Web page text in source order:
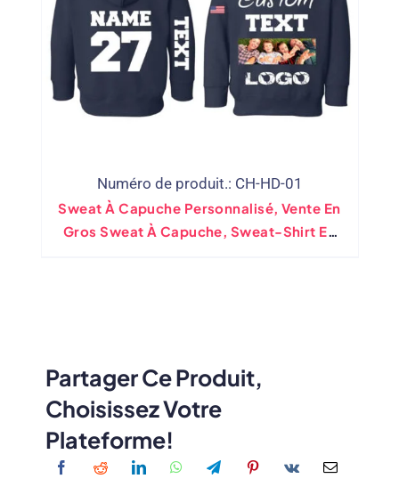
Numéro de produit.: CH-HD-01
Sweat À Capuche Personnalisé, Vente En
Gros Sweat À Capuche, Sweat-Shirt En
Partager Ce Produit,
Choisissez Votre
Plateforme!